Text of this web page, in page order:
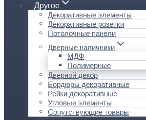
Другое
Декоративные элементы
Декоративные розетки
Потолочные панели
Дверные наличники
МДФ
Полимерные
Дверной декор
Бордюры декоративные
Рейки декоративные
Угловые элементы
Сопутствующие товары